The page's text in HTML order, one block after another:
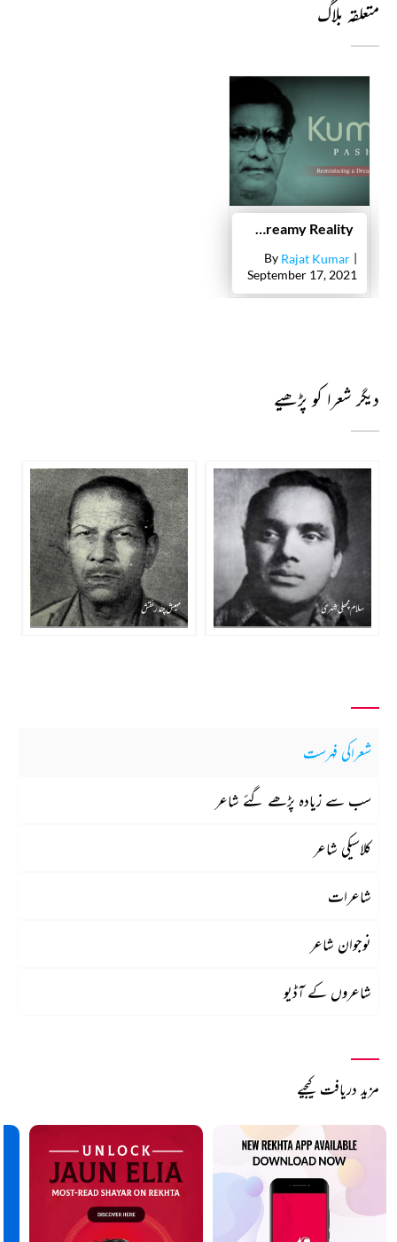
متعلقہ بلاگ
Kumar Pashi: Reminiscing a Dreamy Reality
By Rajat Kumar |
September 17, 2021
دیگر شعرا کو پڑھیے
سلام مچھلی شہری مہیش چندر نقش
شعراکی فہرست
سب سے زیادہ پڑھے گئے شاعر
کلاسیکی شاعر
شاعرات
نوجوان شاعر
شاعروں کے آڈیو
مزید دریافت کیجیے